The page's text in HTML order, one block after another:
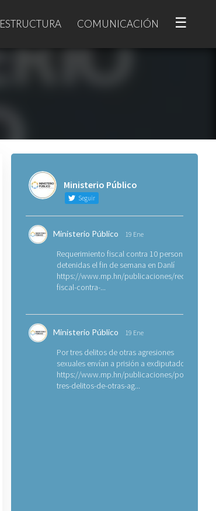
ESTRUCTURA COMUNICACIÓN ☰
Ministerio Público
Seguir
Ministerio Público 19 Ene
Requerimiento fiscal contra 10 personas
detenidas el fin de semana en Danlí
https://www.mp.hn/publicaciones/
fiscal-contra-...
Ministerio Público 19 Ene
Por tres delitos de otras agresiones
sexuales envían a prisión a exdiputado
https://www.mp.hn/publicaciones/por-
tres-delitos-de-otras-ag...